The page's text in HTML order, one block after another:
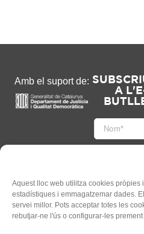
Aquest lloc web utilitza cookies pròpies
estadístiques i emmagatzemar dades.
servei millor. Pots acceptar totes les
rebutjar-ne l'ús o configurar-les prement
Amb el suport de:
A
Accepto
l'Informació